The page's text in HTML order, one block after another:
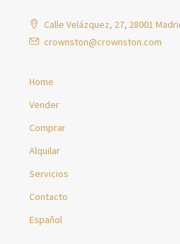
Calle Velázquez, 27, 28001
crownston@crownston.com
Home
Vender
Comprar
Alquilar
Servicios
Contacto
Español